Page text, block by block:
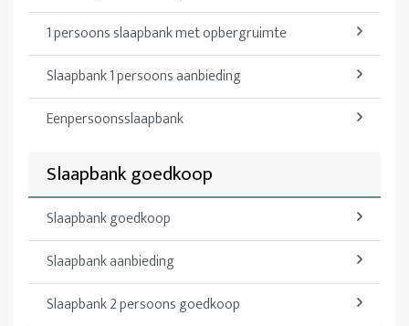
1 persoons slaapbank met opbergruimte
Slaapbank 1 persoons aanbieding
Eenpersoonsslaapbank
Slaapbank goedkoop
Slaapbank goedkoop
Slaapbank aanbieding
Slaapbank 2 persoons goedkoop